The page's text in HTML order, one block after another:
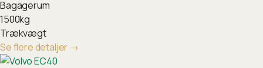
Bagagerum
1500kg
Trækvægt
Se flere detaljer →